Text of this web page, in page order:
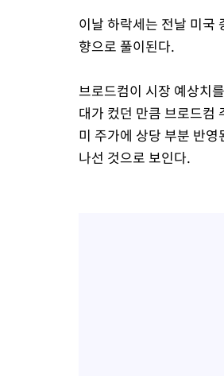
이날 하락세는 전날 미국
향으로 풀이된다.
브로드컴이 시장 예상치
대가 컸던 만큼 브로드컴
미 주가에 상당 부분 반
나선 것으로 보인다.